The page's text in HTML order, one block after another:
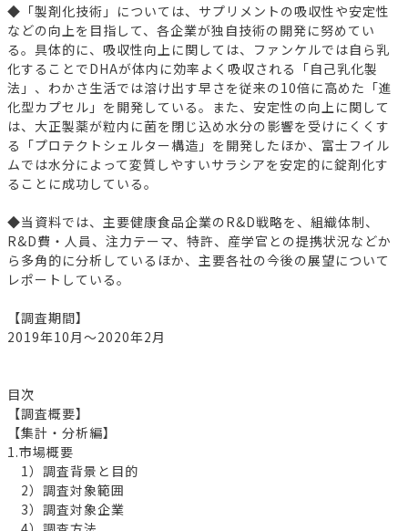
◆「製剤化技術」については、サプリメントの吸収性や安定性
などの向上を目指して、各企業が独自技術の開発に努めてい
る。具体的に、吸収性向上に関しては、ファンケルでは自ら乳
化することでDHAが体内に効率よく吸収される「自己乳化製
法」、わかさ生活では溶け出す早さを従来の10倍に高めた「進
化型カプセル」を開発している。また、安定性の向上に関して
は、大正製薬が粒内に菌を閉じ込め水分の影響を受けにくくす
る「プロテクトシェルター構造」を開発したほか、富士フイル
ムでは水分によって変質しやすいサラシアを安定的に錠剤化す
ることに成功している。
◆当資料では、主要健康食品企業のR&D戦略を、組織体制、
R&D費・人員、注力テーマ、特許、産学官との提携状況などか
ら多角的に分析しているほか、主要各社の今後の展望について
レポートしている。
【調査期間】
2019年10月～2020年2月
目次
【調査概要】
【集計・分析編】
1.市場概要
1）調査背景と目的
2）調査対象範囲
3）調査対象企業